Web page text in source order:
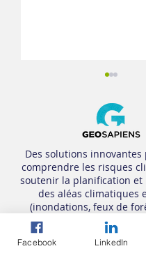
Geosapiens
modèle mondial
d’inondation
Des solutions
comprendre les risques
soutenir la planification et
des aléas climatiques
(inondations, feux de
autres risques
Facebook LinkedIn